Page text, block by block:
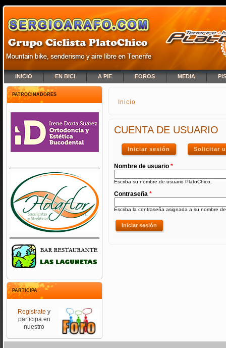
INICIO EN BICI A PIE FOROS MEDIA
PATROCINADORES
PARTICIPA
Registrate y
participa en
nuestro
SE ENCUENTRA USTED
Inicio
CUENTA DE USUARIO
Iniciar sesión (solapa activa)
Solicitar
Nombre de usuario *
Escriba su nombre de usuario PlatoChico.
Contraseña *
Escriba la contraseña asignada a su nombre